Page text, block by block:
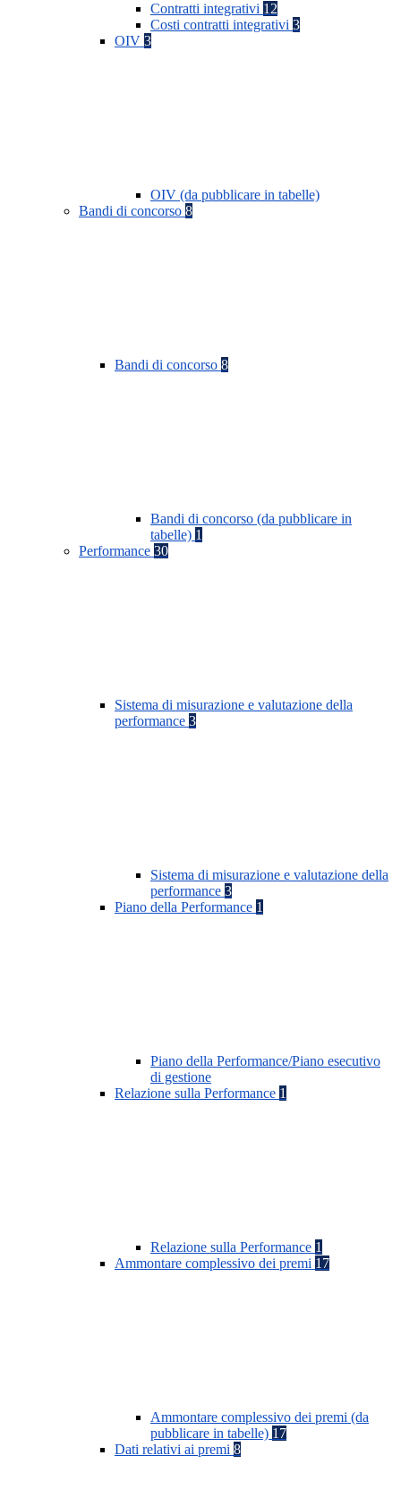
Contratti integrativi 12
Costi contratti integrativi 3
OIV 3
OIV (da pubblicare in tabelle)
Bandi di concorso 8
Bandi di concorso 8
Bandi di concorso (da pubblicare in
tabelle) 1
Performance 30
Sistema di misurazione e valutazione della
performance 3
Sistema di misurazione e valutazione della
performance 3
Piano della Performance 1
Piano della Performance/Piano esecutivo
di gestione
Relazione sulla Performance 1
Relazione sulla Performance 1
Ammontare complessivo dei premi 17
Ammontare complessivo dei premi (da
pubblicare in tabelle) 17
Dati relativi ai premi 8